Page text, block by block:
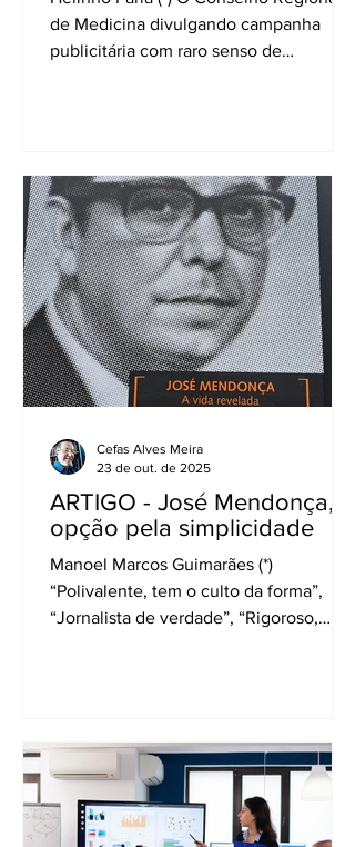
de Medicina divulgando campanha
publicitária com raro senso de
brinquedos como a bola, bicicleta,
patinete, peteca. O mote é incisivo -
“Juventude segura. Porque a realidade
vale mais”. E por que o CRM mineiro
tomou essa decisão? A comunidade
médica, não só de Minas mas de todo o
país e do mundo,
ARTIGO - José Mendonça, a
opção pela simplicidade
Manoel Marcos Guimarães (*)
“Polivalente, tem o culto da forma”,
“Jornalista de verdade”, “Rigoroso,
somados, resumem bem a trajetória de
vida e profissional desse “formador de
jornalistas” que acaba de nos deixar,
próximo de completar 108 anos de
Cefas Alves Meira
23 de out. de 2025